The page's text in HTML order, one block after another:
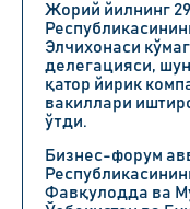
Жорий йилнинг
Элчихонаси
делегацияси,
қатор йирик
вакиллари
ўтди.
Бизнес-форум
Фавқулодда ва